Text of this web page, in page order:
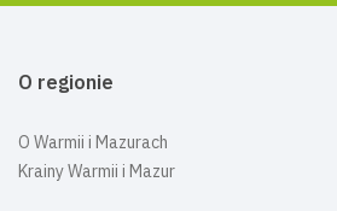
O regionie
O Warmii i Mazurach
Krainy Warmii i Mazur